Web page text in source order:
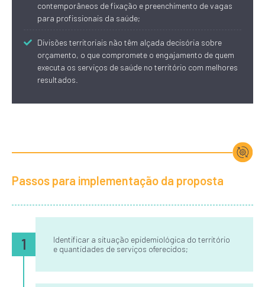
contemporâneos de fixação e preenchimento de vagas
para profissionais da saúde;
Divisões territoriais não têm alçada decisória sobre
orçamento, o que compromete o engajamento de quem
executa os serviços de saúde no território com melhores
resultados.
Passos para implementação da proposta
Identificar a situação epidemiológica do território
e quantidades de serviços oferecidos;
1